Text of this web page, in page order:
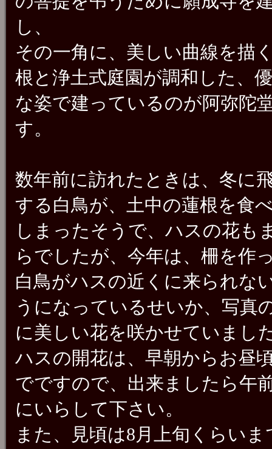
し、
その一角に、美しい曲線を描
根と浄土式庭園が調和した、
な姿で建っているのが阿弥陀
す。
数年前に訪れたときは、冬に
する白鳥が、土中の蓮根を食
しまったそうで、ハスの花も
らでしたが、今年は、柵を作
白鳥がハスの近くに来られな
うになっているせいか、写真
に美しい花を咲かせていまし
ハスの開花は、早朝からお昼
でですので、出来ましたら午
にいらして下さい。
また、見頃は8月上旬くらいま